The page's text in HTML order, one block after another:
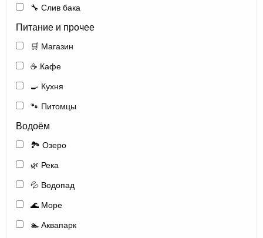
🔧 Слив бака
Питание и прочее
🛒 Магазин
☕ Кафе
🍳 Кухня
🐾 Питомцы
Водоём
🏞️ Озеро
🌿 Река
💦 Водопад
🌊 Море
🏊 Аквапарк